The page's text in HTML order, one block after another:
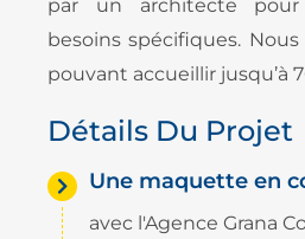
par un architecte
besoins spécifiques.
pouvant accueillir jusqu’à
Détails Du Projet
Une maquette en
avec l'Agence Grana